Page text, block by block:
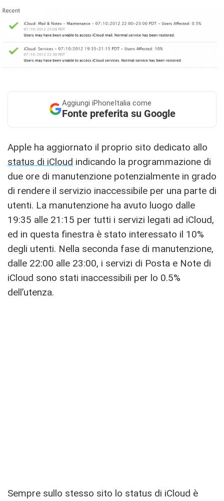
Aggiungi iPhoneItalia come
Fonte preferita su Google
Apple ha aggiornato il proprio sito dedicato allo
status di iCloud indicando la programmazione di
due ore di manutenzione potenzialmente in grado
di rendere il servizio inaccessibile per una parte di
utenti. La manutenzione ha avuto luogo dalle
19:35 alle 21:15 per tutti i servizi legati ad iCloud,
ed in questa finestra è stato interessato il 10%
degli utenti. Nella seconda fase di manutenzione,
dalle 22:00 alle 23:00, i servizi di Posta e Note di
iCloud sono stati inaccessibili per lo 0.5%
dell’utenza.
Sempre sullo stesso sito lo status di iCloud è